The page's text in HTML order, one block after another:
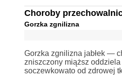
Choroby
Gorzka zgnilizna
Gorzka zgnilizna jabłek —
zniszczony miąższ oddziela
soczewkowato od zdrowej